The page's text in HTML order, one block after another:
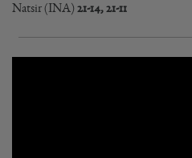
Natsir (INA) 21-14, 21-11